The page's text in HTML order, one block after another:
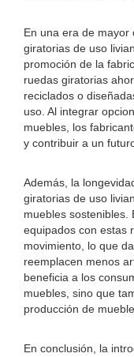
En una era de mayor
giratorias de uso
promoción de la
ruedas giratorias
reciclados o
uso. Al integrar
muebles, los
y contribuir a un
Además, la
giratorias de uso
muebles sostenibles.
equipados con estas
movimiento, lo que
reemplacen menos
beneficia a los
muebles, sino que
producción de
En conclusión, la